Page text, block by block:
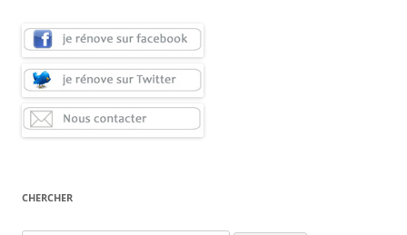
CHERCHER